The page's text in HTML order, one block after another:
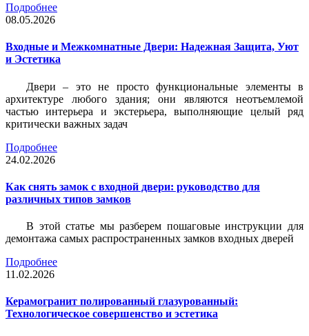
Подробнее
08.05.2026
Входные и Межкомнатные Двери: Надежная Защита, Уют
и Эстетика
Двери – это не просто функциональные элементы в
архитектуре любого здания; они являются неотъемлемой
частью интерьера и экстерьера, выполняющие целый ряд
критически важных задач
Подробнее
24.02.2026
Как снять замок с входной двери: руководство для
различных типов замков
В этой статье мы разберем пошаговые инструкции для
демонтажа самых распространенных замков входных дверей
Подробнее
11.02.2026
Керамогранит полированный глазурованный:
Технологическое совершенство и эстетика